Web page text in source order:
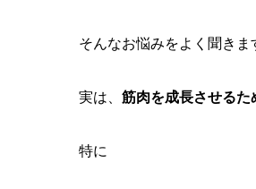
そんなお悩みをよく聞きま
実は、 筋肉を成長させるた
特に